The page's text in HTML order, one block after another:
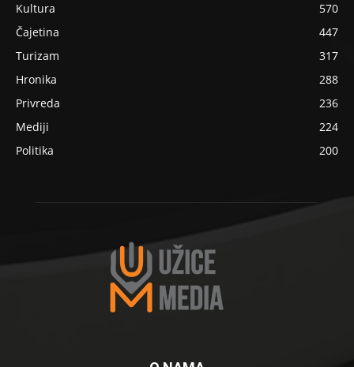
Kultura
570
Čajetina
447
Turizam
317
Hronika
288
Privreda
236
Mediji
224
Politika
200